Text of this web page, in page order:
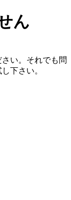
ん
い。それでも問
下さい。